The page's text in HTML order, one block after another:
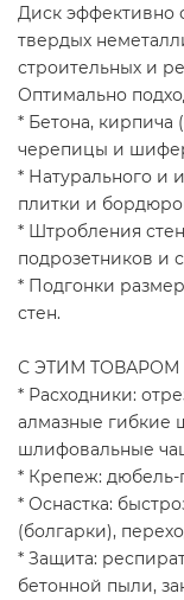
Диск эффективно
твердых
строительных и
Оптимально
* Бетона, кирпича
черепицы и
* Натурального и
плитки и
* Штробления
подрозетников и
* Подгонки
стен.
С ЭТИМ
* Расходники:
алмазные гибкие
шлифовальные
* Крепеж: дюбель-
* Оснастка:
(болгарки),
* Защита:
бетонной пыли,